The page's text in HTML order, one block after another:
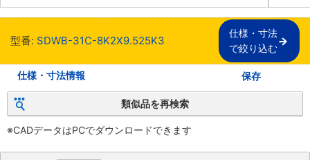
型番: SDWB-31C-8K2X9.525K3
仕様・寸法
で絞り込む
仕様・寸法情報 保存
類似品を再検索
※CADデータはPCでダウンロードできます